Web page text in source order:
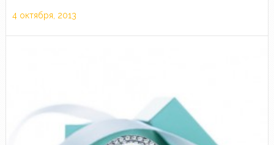
4 октября, 2013